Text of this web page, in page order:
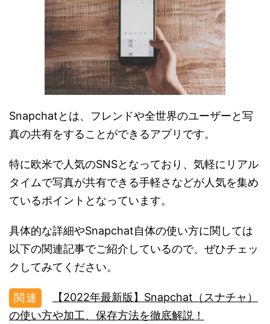
Snapchatとは、フレンドや全世界のユーザーと写
真の共有をすることができるアプリです。
特に欧米で人気のSNSとなっており、気軽にリアル
タイムで写真が共有できる手軽さなどが人気を集め
ているポイントとなっています。
具体的な詳細やSnapchat自体の使い方に関しては
以下の関連記事でご紹介しているので、ぜひチェッ
クしてみてください。
【2022年最新版】Snapchat（スナチャ）
の使い方や加工、保存方法を徹底解説！